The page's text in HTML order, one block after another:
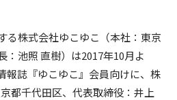
る株式会社ゆこゆこ（本社：東京
：池照 直樹）は2017年10月よ
報誌『ゆこゆこ』会員向けに、株
都千代田区、代表取締役：井上